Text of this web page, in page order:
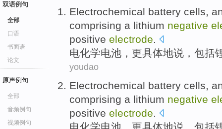
双语例句
全部
口语
书面语
论文
原声例句
全部
音频例句
视频例句
Electrochemical battery cells,
comprising a lithium negative
positive electrode.
电化学电池 ， 更具体地说， 包括
youdao
Electrochemical battery cells,
comprising a lithium negative
positive electrode.
电化学电池 ， 更具体地说， 包括